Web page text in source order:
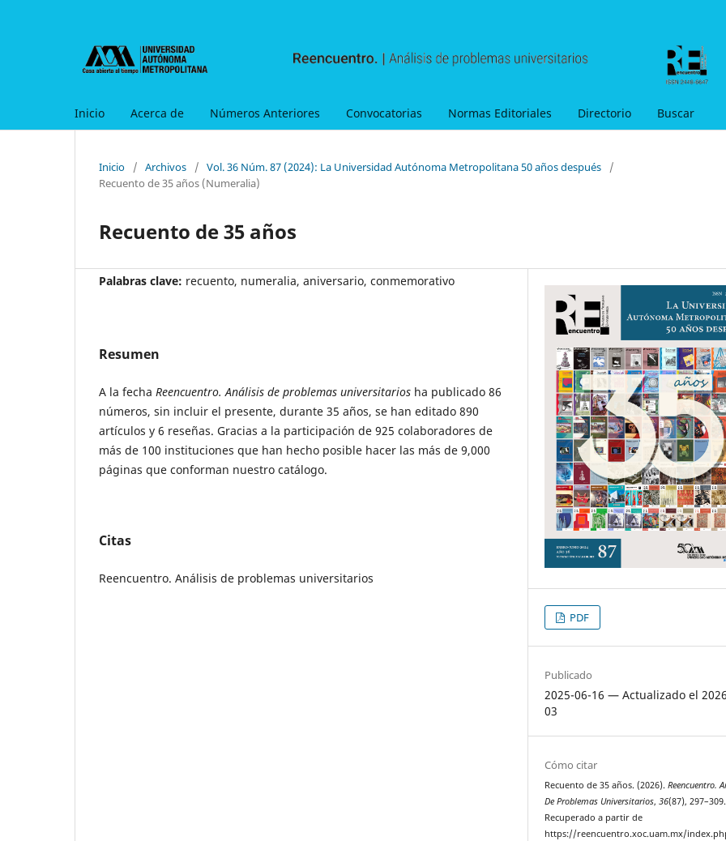
Inicio Acerca de Números Anteriores Convocatorias Normas Editoriales Directorio Buscar
Inicio / Archivos / Vol. 36 Núm. 87 (2024): La Universidad Autónoma Metropolitana 50 años después
/
Recuento de 35 años (Numeralia)
Recuento de 35 años
Palabras clave: recuento, numeralia, aniversario, conmemorativo
Resumen
A la fecha Reencuentro. Análisis de problemas universitarios ha publicado 86
números, sin incluir el presente, durante 35 años, se han editado 890
artículos y 6 reseñas. Gracias a la participación de 925 colaboradores de
más de 100 instituciones que han hecho posible hacer las más de 9,000
páginas que conforman nuestro catálogo.
Citas
Reencuentro. Análisis de problemas universitarios
PDF
Publicado
2025-06-16 — Actualizado el
03
Cómo citar
Recuento de 35 años. (2026).Reencuentro.
De Problemas Universitarios,36(87), 297–309.
Recuperado a partir de
https://reencuentro.xoc.uam.mx/